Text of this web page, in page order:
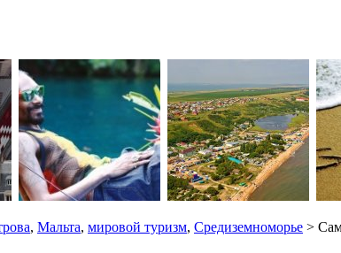
, Мальта, мировой туризм, Средиземноморье >